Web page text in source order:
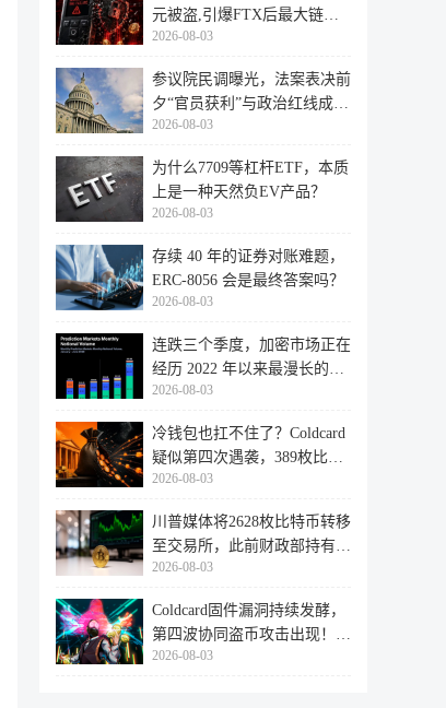
元被盗,引爆FTX后最大链上
迁移潮
2026-08-03
参议院民调曝光，法案表决前
夕“官员获利”与政治红线成最
大
2026-08-03
为什么7709等杠杆ETF，本质
上是一种天然负EV产品？
2026-08-03
存续 40 年的证券对账难题，
ERC-8056 会是最终答案吗？
2026-08-03
连跌三个季度，加密市场正在
经历 2022 年以来最漫长的退
潮
2026-08-03
冷钱包也扛不住了？Coldcard
疑似第四次遇袭，389枚比特
币失
2026-08-03
川普媒体将2628枚比特币转移
至交易所，此前财政部持有的
比特
2026-08-03
Coldcard固件漏洞持续发酵，
第四波协同盗币攻击出现！
462个
2026-08-03